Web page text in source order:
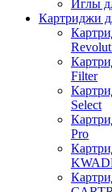
Иглы
Картриджи
Filter
Select
Pro